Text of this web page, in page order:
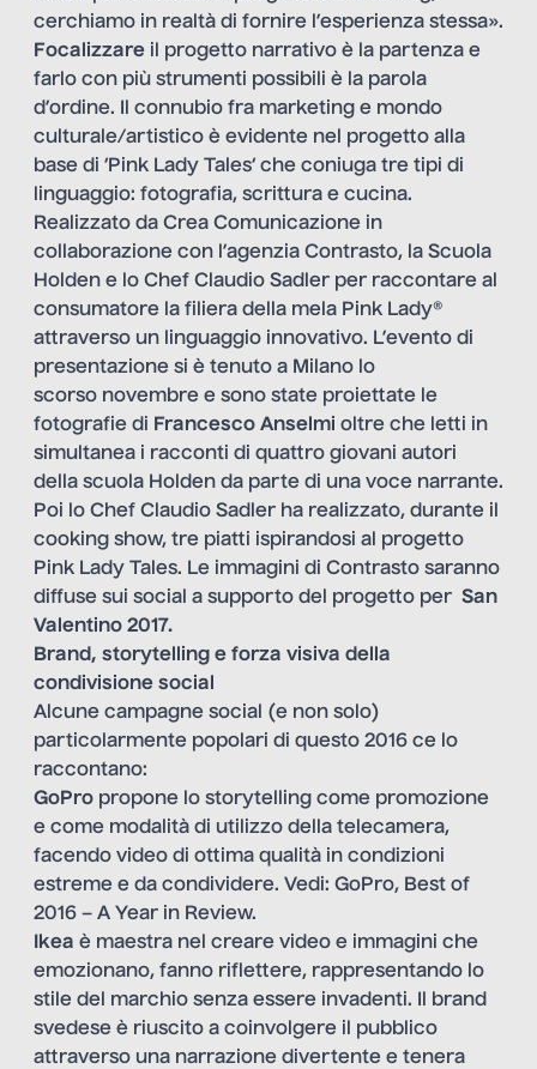
cerchiamo in realtà di fornire l’esperienza stessa».
Focalizzare il progetto narrativo è la partenza e
farlo con più strumenti possibili è la parola
d’ordine. Il connubio fra marketing e mondo
culturale/artistico è evidente nel progetto alla
base di ‘Pink Lady Tales‘ che coniuga tre tipi di
linguaggio: fotografia, scrittura e cucina.
Realizzato da Crea Comunicazione in
collaborazione con l’agenzia Contrasto, la Scuola
Holden e lo Chef Claudio Sadler per raccontare al
consumatore la filiera della mela Pink Lady®
attraverso un linguaggio innovativo. L’evento di
presentazione si è tenuto a Milano lo
scorso novembre e sono state proiettate le
fotografie di Francesco Anselmi oltre che letti in
simultanea i racconti di quattro giovani autori
della scuola Holden da parte di una voce narrante.
Poi lo Chef Claudio Sadler ha realizzato, durante il
cooking show, tre piatti ispirandosi al progetto
Pink Lady Tales. Le immagini di Contrasto saranno
diffuse sui social a supporto del progetto per San
Valentino 2017.
Brand, storytelling e forza visiva della
condivisione social
Alcune campagne social (e non solo)
particolarmente popolari di questo 2016 ce lo
raccontano:
GoPro propone lo storytelling come promozione
e come modalità di utilizzo della telecamera,
facendo video di ottima qualità in condizioni
estreme e da condividere. Vedi: GoPro, Best of
2016 – A Year in Review.
Ikea è maestra nel creare video e immagini che
emozionano, fanno riflettere, rappresentando lo
stile del marchio senza essere invadenti. Il brand
svedese è riuscito a coinvolgere il pubblico
attraverso una narrazione divertente e tenera